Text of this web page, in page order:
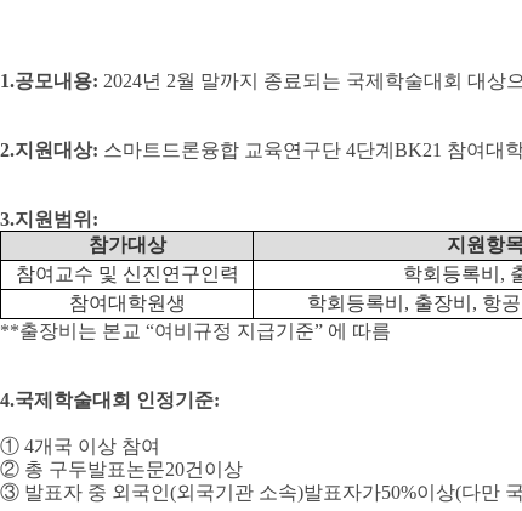
1.공모내용: 2024년 2월 말까지 종료되는 국제학술대회 대상
2.지원대상: 스마트드론융합 교육연구단 4단계 BK21 참여대
3.지원범위 :
참가대상
지원항
참여교수 및 신진연구인력
학회등록비 ,
참여대학원생
학회등록비 , 출장비 , 항
**출장비는 본교 “여비규정 지급기준” 에 따름
4.국제학술대회 인정기준:
① 4개국 이상 참여
② 총 구두발표논문20건이상
③ 발표자 중 외국인 (외국기관 소속)발표자가50%이상(다만